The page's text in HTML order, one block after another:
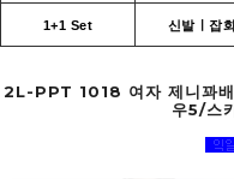
1+1 Set 신발ㅣ잡
2L-PPT 1018 여자 제니꽈배
우5/스